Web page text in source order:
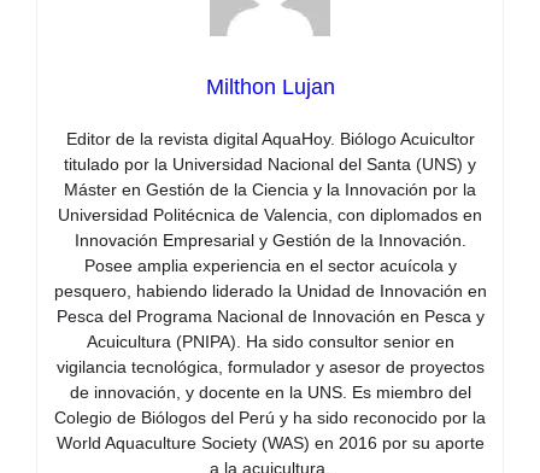
Milthon Lujan
Editor de la revista digital AquaHoy. Biólogo Acuicultor
titulado por la Universidad Nacional del Santa (UNS) y
Máster en Gestión de la Ciencia y la Innovación por la
Universidad Politécnica de Valencia, con diplomados en
Innovación Empresarial y Gestión de la Innovación.
Posee amplia experiencia en el sector acuícola y
pesquero, habiendo liderado la Unidad de Innovación en
Pesca del Programa Nacional de Innovación en Pesca y
Acuicultura (PNIPA). Ha sido consultor senior en
vigilancia tecnológica, formulador y asesor de proyectos
de innovación, y docente en la UNS. Es miembro del
Colegio de Biólogos del Perú y ha sido reconocido por la
World Aquaculture Society (WAS) en 2016 por su aporte
a la acuicultura.